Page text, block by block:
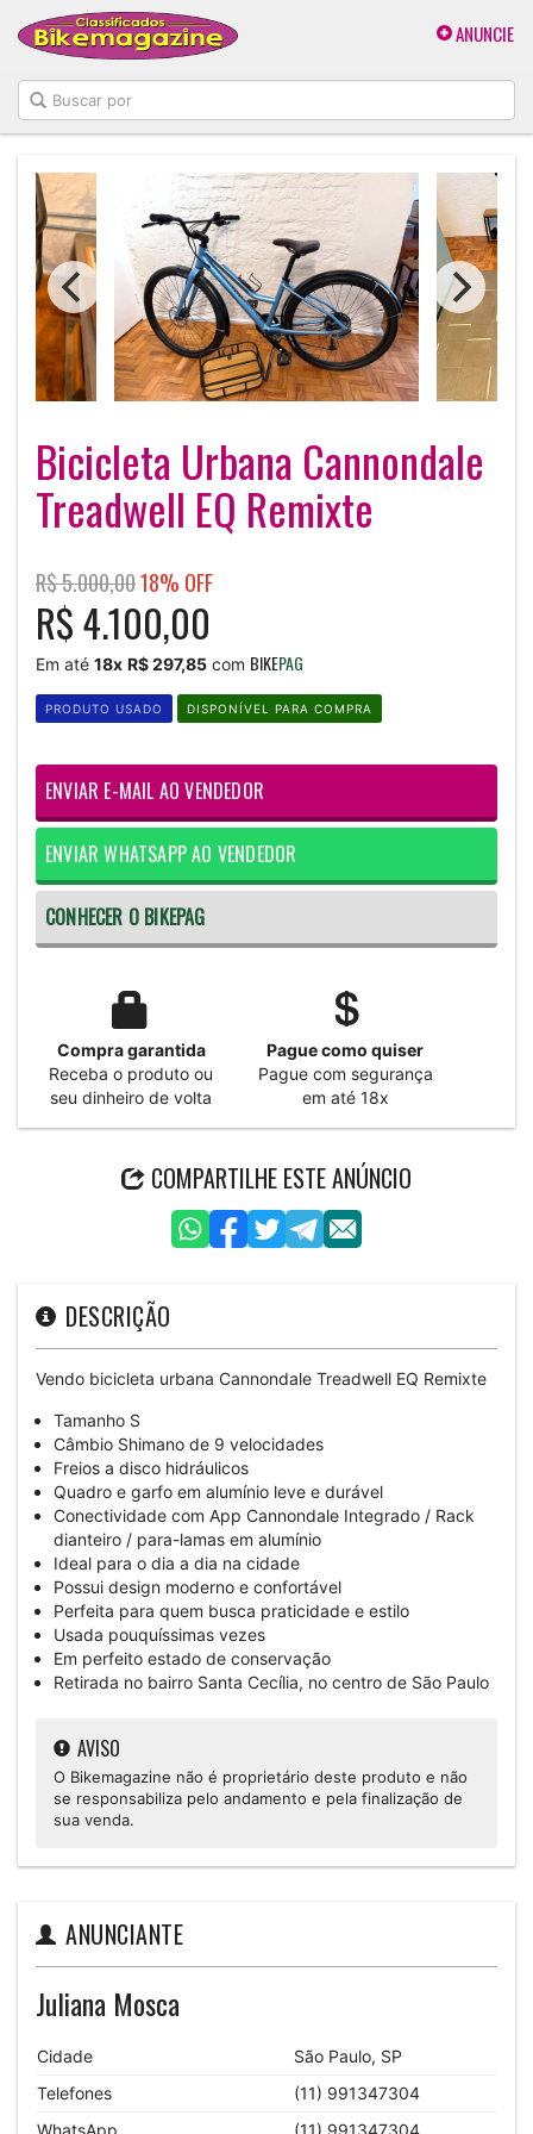
ANUNCIE
Bicicleta Urbana Cannondale
Treadwell EQ Remixte
R$ 4.100,00
R$ 5.000,0018% OFF
Em até 18x R$ 297,85 com BIKEPAG
PRODUTO USADO DISPONÍVEL PARA COMPRA
ENVIAR E-MAIL AO VENDEDOR
ENVIAR WHATSAPP AO VENDEDOR
CONHECER O BIKEPAG
Compra garantida
Receba o produto ou
seu dinheiro de volta
Pague como quiser
Pague com segurança
em até 18x
COMPARTILHE ESTE ANÚNCIO
DESCRIÇÃO
Vendo bicicleta urbana Cannondale Treadwell EQ Remixte
Tamanho S
Câmbio Shimano de 9 velocidades
Freios a disco hidráulicos
Quadro e garfo em alumínio leve e durável
Conectividade com App Cannondale Integrado / Rack
dianteiro / para-lamas em alumínio
Ideal para o dia a dia na cidade
Possui design moderno e confortável
Perfeita para quem busca praticidade e estilo
Usada pouquíssimas vezes
Em perfeito estado de conservação
Retirada no bairro Santa Cecília, no centro de São Paulo
AVISO
O Bikemagazine não é proprietário deste produto e não
se responsabiliza pelo andamento e pela finalização de
sua venda.
ANUNCIANTE
Juliana Mosca
Cidade
São Paulo, SP
Telefones
(11) 991347304
WhatsApp
(11) 991347304